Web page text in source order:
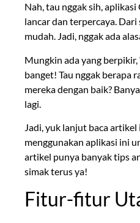
Nah, tau nggak sih,
lancar dan terpercaya.
mudah. Jadi, nggak ada
Mungkin ada yang berpikir,
banget! Tau nggak berapa
mereka dengan baik?
lagi.
Jadi, yuk lanjut baca
menggunakan aplikasi ini
artikel punya banyak tips
simak terus ya!
Fitur-fitur